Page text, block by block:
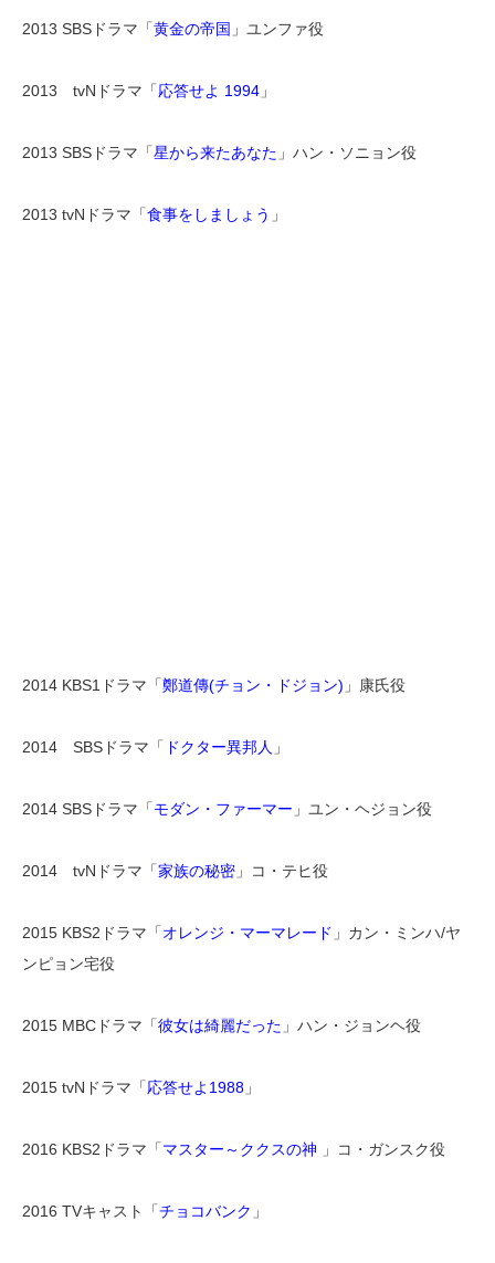
2013 SBSドラマ「黄金の帝国 」ユンファ役
2013 tvNドラマ「応答せよ 1994 」
2013 SBSドラマ「星から来たあなた 」ハン・ソニョン役
2013 tvNドラマ「食事をしましょう 」
2014 KBS1ドラマ「鄭道傳(チョン・ドジョン) 」康氏役
2014 SBSドラマ「 ドクター異邦人 」
2014 SBSドラマ「モダン・ファーマー 」ユン・ヘジョン役
2014 tvNドラマ「家族の秘密 」コ・テヒ役
2015 KBS2ドラマ「オレンジ・マーマレード 」カン・ミンハ/ヤ
ンピョン宅役
2015 MBCドラマ「彼女は綺麗だった 」ハン・ジョンヘ役
2015 tvNドラマ「応答せよ1988 」
2016 KBS2ドラマ「マスター～ククスの神 」コ・ガンスク役
2016 TVキャスト「チョコバンク 」